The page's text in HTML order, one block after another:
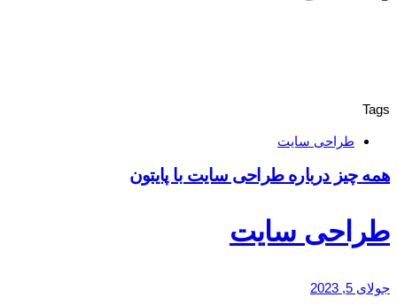
Tags
طراحی سایت
همه چیز درباره طراحی سایت با پایتون
طراحی سایت
جولای 5, 2023